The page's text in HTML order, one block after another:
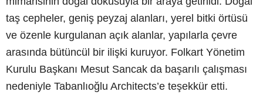
taş cepheler, geniş peyzaj alanları, yerel bitki örtüsü
ve özenle kurgulanan açık alanlar, yapılarla çevre
arasında bütüncül bir ilişki kuruyor. Folkart Yönetim
Kurulu Başkanı Mesut Sancak da başarılı çalışması
nedeniyle Tabanlıoğlu Architects’e teşekkür etti.